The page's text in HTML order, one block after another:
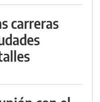
carreras